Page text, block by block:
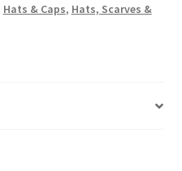
Hats & Caps, Hats, Scarves &